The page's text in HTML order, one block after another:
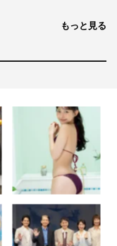
、Nandin-
光夫、内村遥、井
、珠城りょう、西
し
もっと見る